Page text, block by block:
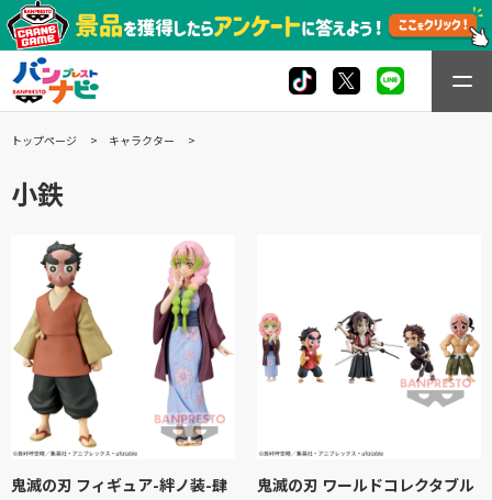
トップページ キャラクター
小鉄
鬼滅の刃 フィギュア-絆ノ装-肆
鬼滅の刃 ワールドコレクタブル